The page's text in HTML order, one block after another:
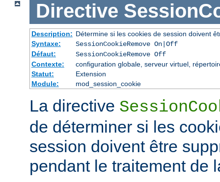
Directive
Description: Détermine si les cookies de session doivent
Syntaxe:
SessionCookieRemove On|Off
Défaut:
SessionCookieRemove Off
Contexte:
configuration globale, serveur virtuel,
Statut:
Extension
Module:
mod_session_cookie
La directive
de déterminer si les
session doivent être
pendant le traitement de